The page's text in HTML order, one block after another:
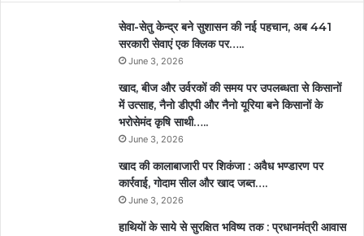
सेवा-सेतु केन्द्र बने सुशासन की नई पहचान, अब 441
सरकारी सेवाएं एक क्लिक पर…..
June 3, 2026
खाद, बीज और उर्वरकों की समय पर उपलब्धता से किसानों
में उत्साह, नैनो डीएपी और नैनो यूरिया बने किसानों के
भरोसेमंद कृषि साथी…..
June 3, 2026
खाद की कालाबाजारी पर शिकंजा : अवैध भण्डारण पर
कार्रवाई, गोदाम सील और खाद जब्त….
June 3, 2026
हाथियों के साये से सुरक्षित भविष्य तक : प्रधानमंत्री आवास